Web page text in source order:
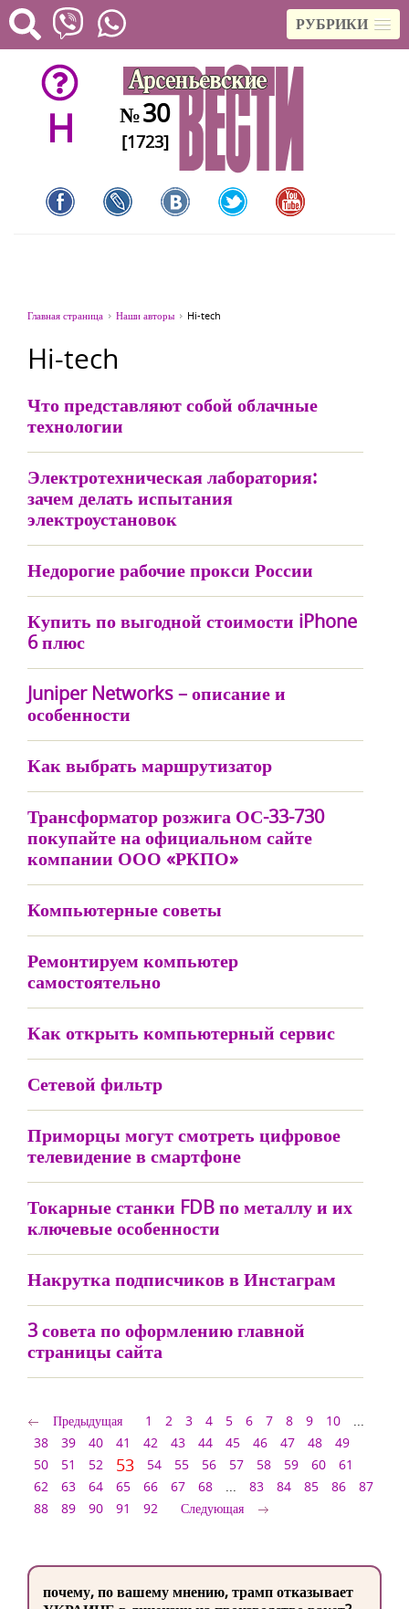
РУБРИКИ
H №30
[1723]
Главная страница Наши авторы Hi-tech
Hi-tech
Что представляют собой облачные
технологии
Электротехническая лаборатория:
зачем делать испытания
электроустановок
Недорогие рабочие прокси России
Купить по выгодной стоимости iPhone
6 плюс
Juniper Networks – описание и
особенности
Как выбрать маршрутизатор
Трансформатор розжига ОС-33-730
покупайте на официальном сайте
компании ООО «РКПО»
Компьютерные советы
Ремонтируем компьютер
самостоятельно
Как открыть компьютерный сервис
Сетевой фильтр
Приморцы могут смотреть цифровое
телевидение в смартфоне
Токарные станки FDB по металлу и их
ключевые особенности
Накрутка подписчиков в Инстаграм
3 совета по оформлению главной
страницы сайта
Предыдущая 1 2 3 4 5 6 7 8 9 10
...
38
39 40 41 42 43 44 45 46 47 48
49
50
51 52 53 54 55 56 57 58 59 60
61
62
63 64 65 66 67 68 ... 83 84 85 86
87
88
89 90 91 92 Следующая
почему, по вашему мнению, трамп отказывает